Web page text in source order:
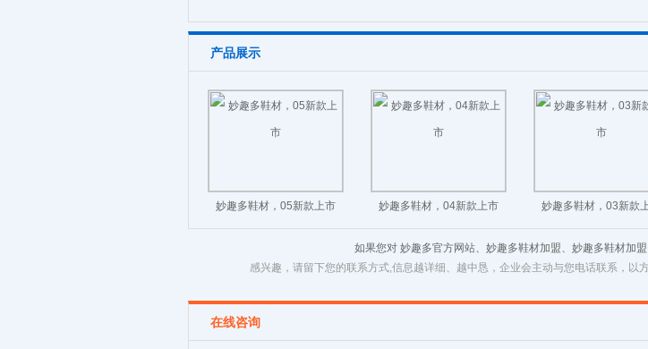
产品展示
妙趣多鞋材，05新款上市 妙趣多鞋材，04新款上市 妙趣多鞋材，03新款
如果您对 妙趣多官方网站、妙趣多鞋材加盟、妙趣多鞋材加
感兴趣，请留下您的联系方式,信息越详细、越中恳，企业会主动与您电话联系，以
在线咨询